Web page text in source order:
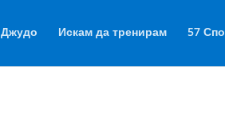
Джудо Искам да тренирам 57